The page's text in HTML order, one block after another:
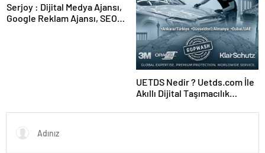
Serjoy : Dijital Medya Ajansı,
Google Reklam Ajansı, SEO
UETDS Nedir ? Uetds.com İle
Akıllı Dijital Taşımacılık